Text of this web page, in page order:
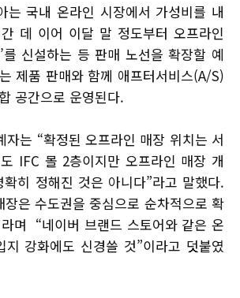
는 국내 온라인 시장에서 가성비를 내
데 이어 이달 말 정도부터 오프라인
를 신설하는 등 판매 노선을 확장할 예
제품 판매와 함께 애프터서비스(A/S)
공간으로 운영된다.
자는 “확정된 오프라인 매장 위치는 서
IFC 몰 2층이지만 오프라인 매장 개
히 정해진 것은 아니다”라고 말했다.
장은 수도권을 중심으로 순차적으로 확
며 “네이버 브랜드 스토어와 같은 온
강화에도 신경쓸 것”이라고 덧붙였